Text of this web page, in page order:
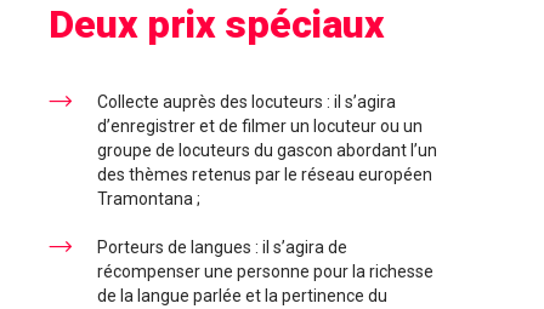
Deux prix spéciaux
Collecte auprès des locuteurs : il s’agira
d’enregistrer et de filmer un locuteur ou un
groupe de locuteurs du gascon abordant l’un
des thèmes retenus par le réseau européen
Tramontana ;
Porteurs de langues : il s’agira de
récompenser une personne pour la richesse
de la langue parlée et la pertinence du